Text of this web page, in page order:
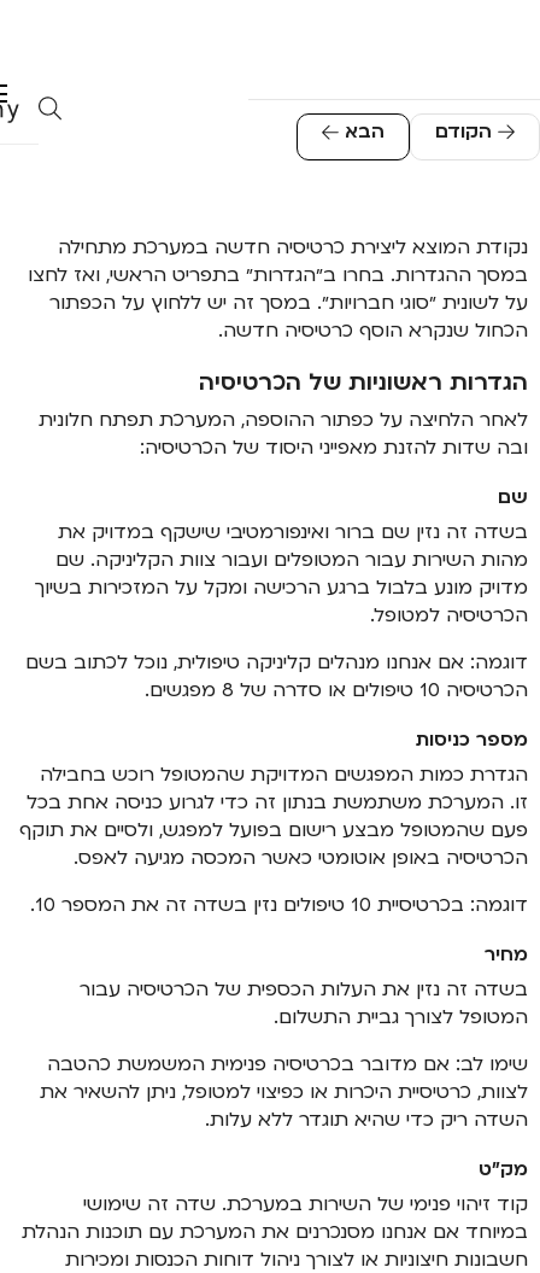
הבא הקודם
הוספת כרטיסיה
נקודת המוצא ליצירת כרטיסיה חדשה במערכת מתחילה
במסך ההגדרות. בחרו ב״הגדרות״ בתפריט הראשי, ואז לחצו
על לשונית ״סוגי חברויות״. במסך זה יש ללחוץ על הכפתור
הכחול שנקרא הוסף כרטיסיה חדשה.
הגדרות ראשוניות של הכרטיסיה
לאחר הלחיצה על כפתור ההוספה, המערכת תפתח חלונית
ובה שדות להזנת מאפייני היסוד של הכרטיסיה:
שם
בשדה זה נזין שם ברור ואינפורמטיבי שישקף במדויק את
מהות השירות עבור המטופלים ועבור צוות הקליניקה. שם
מדויק מונע בלבול ברגע הרכישה ומקל על המזכירות בשיוך
הכרטיסיה למטופל.
דוגמה: אם אנחנו מנהלים קליניקה טיפולית, נוכל לכתוב בשם
הכרטיסיה 10 טיפולים או סדרה של 8 מפגשים.
מספר כניסות
הגדרת כמות המפגשים המדויקת שהמטופל רוכש בחבילה
זו. המערכת משתמשת בנתון זה כדי לגרוע כניסה אחת בכל
פעם שהמטופל מבצע רישום בפועל למפגש, ולסיים את תוקף
הכרטיסיה באופן אוטומטי כאשר המכסה מגיעה לאפס.
דוגמה: בכרטיסיית 10 טיפולים נזין בשדה זה את המספר 10.
מחיר
בשדה זה נזין את העלות הכספית של הכרטיסיה עבור
המטופל לצורך גביית התשלום.
שימו לב: אם מדובר בכרטיסיה פנימית המשמשת כהטבה
לצוות, כרטיסיית היכרות או כפיצוי למטופל, ניתן להשאיר את
השדה ריק כדי שהיא תוגדר ללא עלות.
מק"ט
קוד זיהוי פנימי של השירות במערכת. שדה זה שימושי
במיוחד אם אנחנו מסנכרנים את המערכת עם תוכנות הנהלת
חשבונות חיצוניות או לצורך ניהול דוחות הכנסות ומכירות